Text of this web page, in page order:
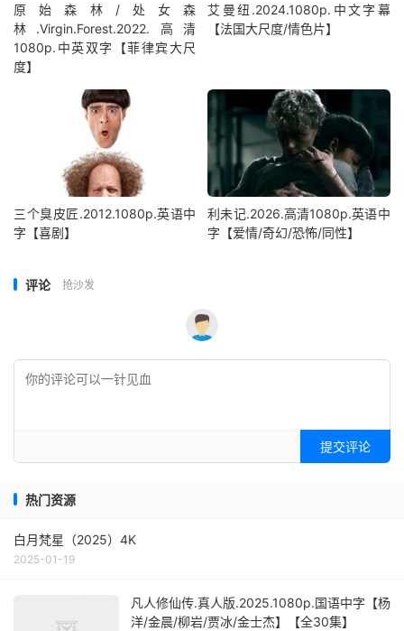
原始森林/处女森
林.Virgin.Forest.2022.高清
1080p.中英双字【菲律宾大尺
度】
艾曼纽.2024.1080p.中文字幕
【法国大尺度/情色片】
三个臭皮匠.2012.1080p.英语中
字【喜剧】
利未记.2026.高清1080p.英语中
字【爱情/奇幻/恐怖/同性】
评论 抢沙发
提交评论
热门资源
白月梵星（2025）4K
2025-01-19
凡人修仙传.真人版.2025.1080p.国语中字【杨
洋/金晨/柳岩/贾冰/金士杰】【全30集】